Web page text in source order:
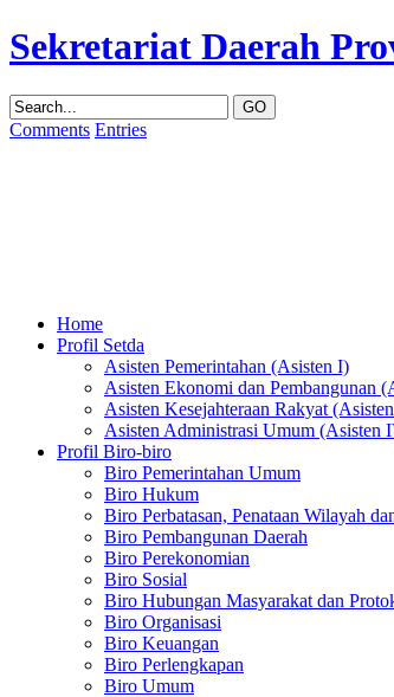
Sekretariat Daerah
Comments Entries
Home
Profil Setda
Asisten Pemerintahan (Asisten I)
Asisten Ekonomi dan Pembangunan
Asisten Kesejahteraan Rakyat
Asisten Administrasi Umum (Asisten
Profil Biro-biro
Biro Pemerintahan Umum
Biro Hukum
Biro Perbatasan, Penataan Wilayah
Biro Pembangunan Daerah
Biro Perekonomian
Biro Sosial
Biro Hubungan Masyarakat dan
Biro Organisasi
Biro Keuangan
Biro Perlengkapan
Biro Umum